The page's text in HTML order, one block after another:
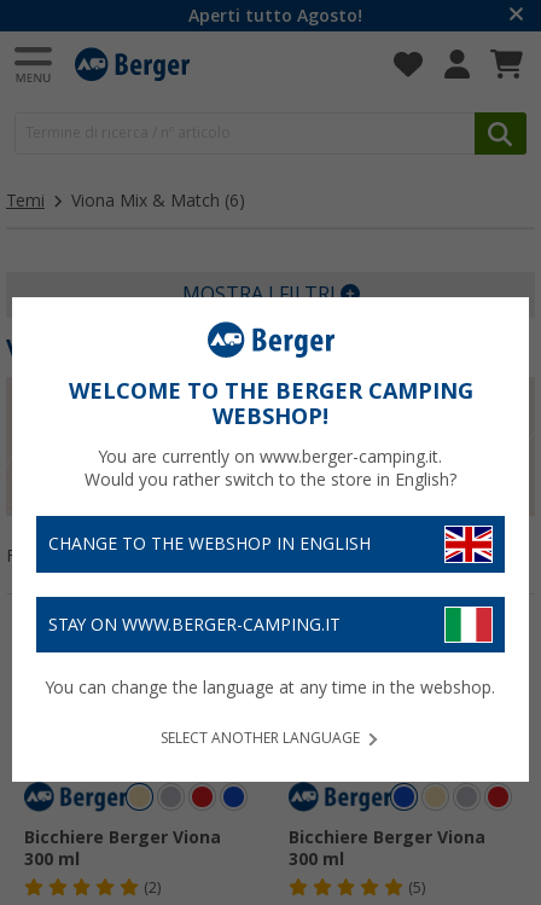
Aperti tutto Agosto!
Temi Viona Mix & Match (6)
MOSTRA I FILTRI
VIONA MIX & MATCH
Filtrare per:
Bicchiere Berger Viona
300 ml
(2)
Bicchiere Berger Viona
300 ml
(5)
WELCOME TO THE BERGER CAMPING
WEBSHOP!
You are currently on www.berger-camping.it.
Would you rather switch to the store in English?
CHANGE TO THE WEBSHOP IN ENGLISH
STAY ON WWW.BERGER-CAMPING.IT
You can change the language at any time in the webshop.
SELECT ANOTHER LANGUAGE